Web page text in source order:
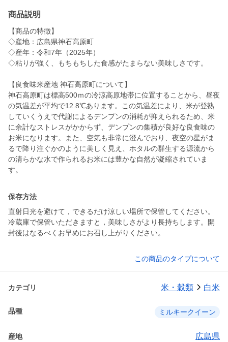
商品説明
【商品の特徴】
◇産地：広島県神石高原町
◇産年：令和7年（2025年）
◇粘りが強く、もちもちした食感がたまらない美味しさです。
【良食味米産地 神石高原町について】
神石高原町は標高500ｍの冷涼高原地帯に位置することから、昼夜
の気温差が平均で12.8℃あります。この気温差により、米が登熟
していくうえで代謝によるデンプンの消耗が抑えられるため、米
に余計なストレスがかからず、デンプンの集積が良好な良食味の
お米になります。また、空気も非常に澄んでおり、夜空の星がま
るで降り注ぐかのように美しく見え、ホタルの群生する源流から
の清らかな水で作られるお米には豊かな自然が凝縮されていま
す。
保存方法
直射日光を避けて，できるだけ涼しい場所で保管してください。
冷蔵庫で保管いただきますと，美味しさがより長持ちします。開
封後はなるべくお早めにお召し上がりください。
この商品のタイプについて
カテゴリ 米・穀類 白米
品種 ミルキークイーン
産地 広島県